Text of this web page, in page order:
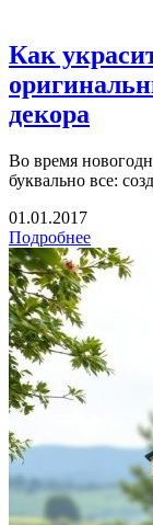
Как
декора
Во время
буквально все:
01.01.2017
Подробнее